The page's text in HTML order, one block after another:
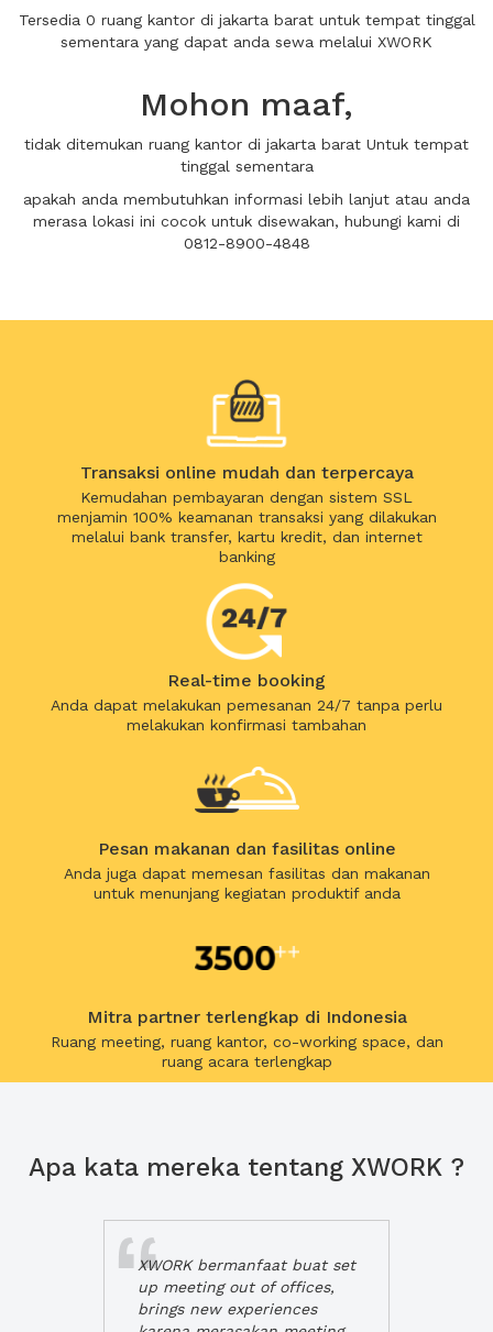
Tersedia 0 ruang kantor di jakarta barat untuk tempat tinggal
sementara yang dapat anda sewa melalui XWORK
Mohon maaf,
tidak ditemukan ruang kantor di jakarta barat Untuk tempat
tinggal sementara
apakah anda membutuhkan informasi lebih lanjut atau anda
merasa lokasi ini cocok untuk disewakan, hubungi kami di
0812-8900-4848
Transaksi online mudah dan terpercaya
Kemudahan pembayaran dengan sistem SSL
menjamin 100% keamanan transaksi yang dilakukan
melalui bank transfer, kartu kredit, dan internet
banking
Real-time booking
Anda dapat melakukan pemesanan 24/7 tanpa perlu
melakukan konfirmasi tambahan
Pesan makanan dan fasilitas online
Anda juga dapat memesan fasilitas dan makanan
untuk menunjang kegiatan produktif anda
Mitra partner terlengkap di Indonesia
Ruang meeting, ruang kantor, co-working space, dan
ruang acara terlengkap
Apa kata mereka tentang XWORK ?
XWORK bermanfaat buat set
up meeting out of offices,
brings new experiences